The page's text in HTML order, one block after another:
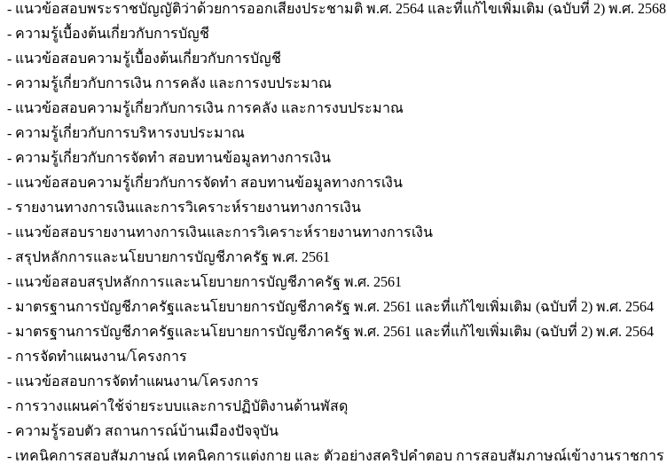
- แนวข้อสอบพระราชบัญญัติว่าด้วยการออกเสียงประชามติ พ.ศ. 2564 และที่แก้ไขเพิ่มเติม (ฉบับที่ 2) พ.ศ. 2568
- ความรู้เบื้องต้นเกี่ยวกับการบัญชี
- แนวข้อสอบความรู้เบื้องต้นเกี่ยวกับการบัญชี
- ความรู้เกี่ยวกับการเงิน การคลัง และการงบประมาณ
- แนวข้อสอบความรู้เกี่ยวกับการเงิน การคลัง และการงบประมาณ
- ความรู้เกี่ยวกับการบริหารงบประมาณ
- ความรู้เกี่ยวกับการจัดทำ สอบทานข้อมูลทางการเงิน
- แนวข้อสอบความรู้เกี่ยวกับการจัดทำ สอบทานข้อมูลทางการเงิน
- รายงานทางการเงินและการวิเคราะห์รายงานทางการเงิน
- แนวข้อสอบรายงานทางการเงินและการวิเคราะห์รายงานทางการเงิน
- สรุปหลักการและนโยบายการบัญชีภาครัฐ พ.ศ. 2561
- แนวข้อสอบสรุปหลักการและนโยบายการบัญชีภาครัฐ พ.ศ. 2561
- มาตรฐานการบัญชีภาครัฐและนโยบายการบัญชีภาครัฐ พ.ศ. 2561 และที่แก้ไขเพิ่มเติม (ฉบับที่ 2) พ.ศ. 2564
- มาตรฐานการบัญชีภาครัฐและนโยบายการบัญชีภาครัฐ พ.ศ. 2561 และที่แก้ไขเพิ่มเติม (ฉบับที่ 2) พ.ศ. 2564
- การจัดทำแผนงาน/โครงการ
- แนวข้อสอบการจัดทำแผนงาน/โครงการ
- การวางแผนค่าใช้จ่ายระบบและการปฏิบัติงานด้านพัสดุ
- ความรู้รอบตัว สถานการณ์บ้านเมืองปัจจุบัน
- เทคนิคการสอบสัมภาษณ์ เทคนิคการแต่งกาย และ ตัวอย่างสคริปคำตอบ การสอบสัมภาษณ์เข้างานราชการ